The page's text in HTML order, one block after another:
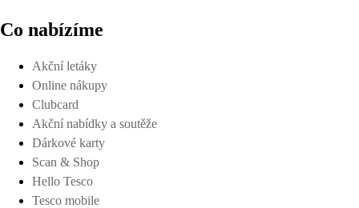
Co nabízíme
Akční letáky
Online nákupy
Clubcard
Akční nabídky a soutěže
Dárkové karty
Scan & Shop
Hello Tesco
Tesco mobile